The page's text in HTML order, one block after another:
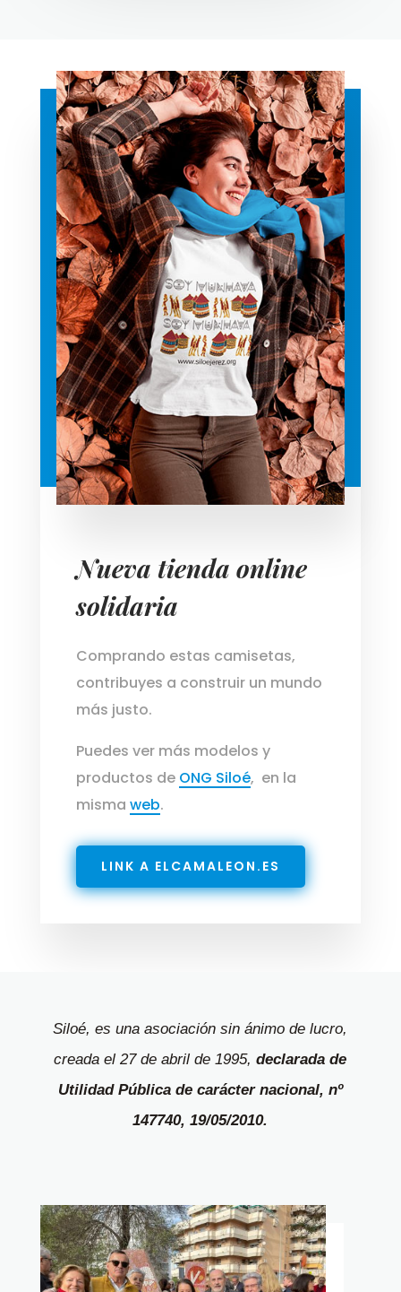
Nueva tienda online
solidaria
Comprando estas camisetas,
contribuyes a construir un mundo
más justo.
Puedes ver más modelos y
productos de ONG Siloé, en la
misma web.
LINK A ELCAMALEON.ES
Siloé, es una asociación sin ánimo de lucro,
creada el 27 de abril de 1995, declarada de
Utilidad Pública de carácter nacional, nº
147740, 19/05/2010.